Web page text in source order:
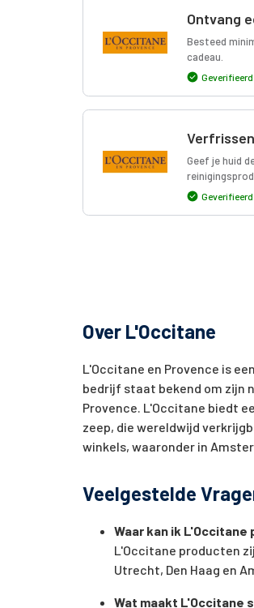
Ontvang
Besteed
cadeau.
Geverifieerd
Geef je huid
Geverifieerd
Over L'Occitane
L'Occitane en Provence is
bedrijf staat bekend om zijn
Provence. L'Occitane biedt
zeep, die wereldwijd
winkels, waaronder in
Veelgestelde
Waar kan ik
L'Occitane producten
Utrecht, Den Haag en
Wat maakt L'Occitane